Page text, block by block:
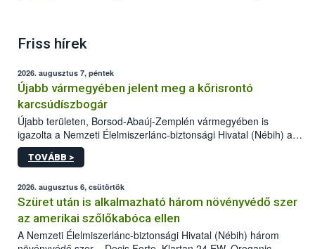
Friss hírek
2026. augusztus 7, péntek
Újabb vármegyében jelent meg a kőrisrontó
karcsúdíszbogár
Újabb területen, Borsod-Abaúj-Zemplén vármegyében is
igazolta a Nemzeti Élelmiszerlánc-biztonsági Hivatal (Nébih) a
kőrisrontó karcsúdíszbogár (Agrilus planipennis) jelenlétét. A
kártevőt nem csak színcsapdában találták meg, de már fertőzött
az intenzív felderítést, emellett az intézkedéseket a szlovák
hatósággal is összehangolják a terjedés megállítása érdekében.
TOVÁBB >
2026. augusztus 6, csütörtök
Szüret után is alkalmazható három növényvédő szer
az amerikai szőlőkabóca ellen
A Nemzeti Élelmiszerlánc-biztonsági Hivatal (Nébih) három